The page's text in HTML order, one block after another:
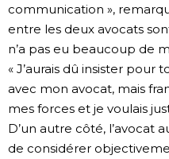
communication »,
entre les deux avocats
n’a pas eu beaucoup de
« J’aurais dû insister pour
avec mon avocat, mais
mes forces et je voulais
D’un autre côté, l’avocat
de considérer